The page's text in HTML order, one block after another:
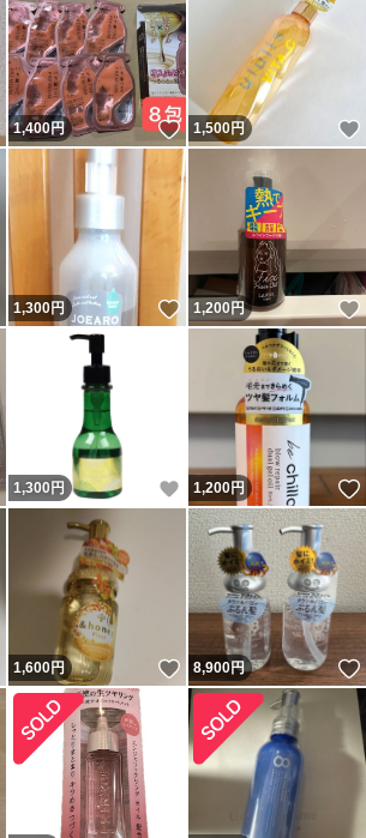
いいね！
1,400円 いいね！
1,500円
いいね！
1,300円 いいね！
1,200 円
いいね！
1,300 円 いいね！
1,200円
いいね！
1,600円 いいね！
8,900円